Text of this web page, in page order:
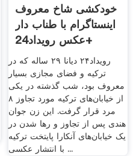
خودکشی شاخ معروف
اینستاگرام با طناب دار
+عکس رویداد24
رویداد۲۴ دیانا ۲۹ ساله که در
ترکیه و فضای مجازی بسیار
معروف بود، شب گذشته در یکی
از خیابان‌های ترکیه مورد تجاوز ۸
مرد قرار گرفت. این زن جوان
هندی پس از تجاوز و رها شدن در
یک خیابان‌های آنکارا پایتخت ترکیه
با انتشار عکسی ...